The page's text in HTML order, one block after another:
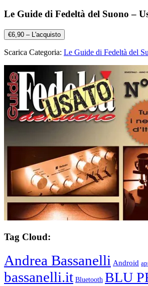
Le Guide di Fedeltà del Suono –
€6,90 – L'acquisto
Scarica Categoria: Le Guide di Fedeltà del
Tag Cloud:
Andrea Bassanelli Android
bassanelli.it Bluetooth BLU